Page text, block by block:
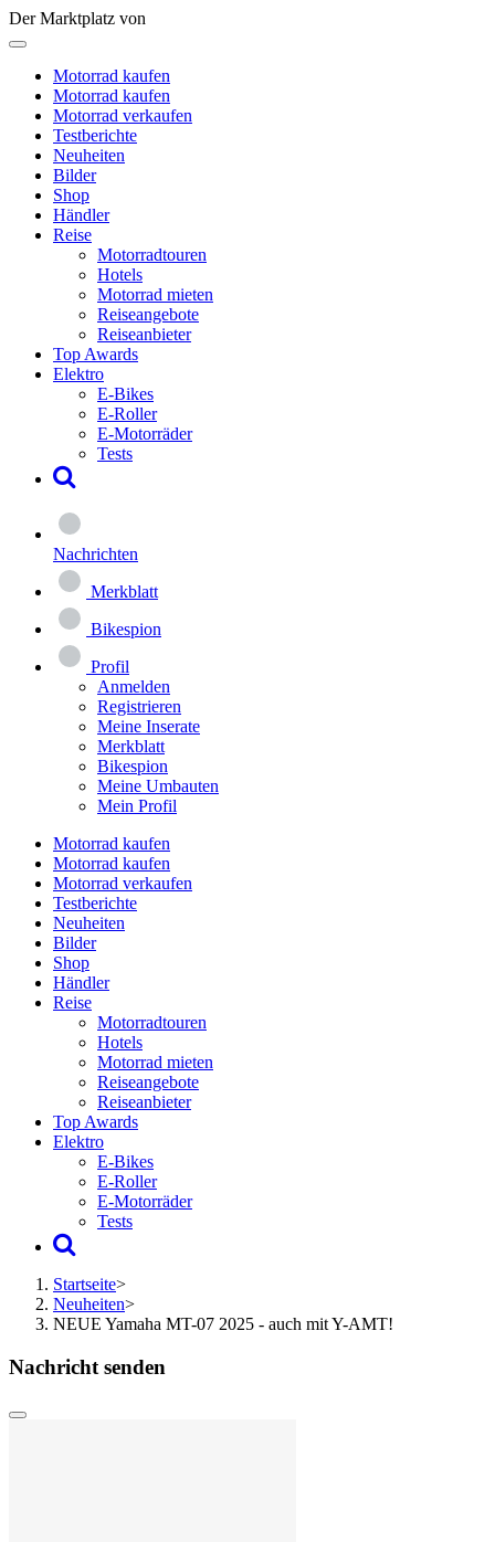
Der Marktplatz von
Motorrad kaufen
Motorrad kaufen
Motorrad verkaufen
Testberichte
Neuheiten
Bilder
Shop
Händler
Reise
Motorradtouren
Hotels
Motorrad mieten
Reiseangebote
Reiseanbieter
Top Awards
Elektro
E-Bikes
E-Roller
E-Motorräder
Tests
Nachrichten
Merkblatt
Bikespion
Profil
Anmelden
Registrieren
Meine Inserate
Merkblatt
Bikespion
Meine Umbauten
Mein Profil
Motorrad kaufen
Motorrad kaufen
Motorrad verkaufen
Testberichte
Neuheiten
Bilder
Shop
Händler
Reise
Motorradtouren
Hotels
Motorrad mieten
Reiseangebote
Reiseanbieter
Top Awards
Elektro
E-Bikes
E-Roller
E-Motorräder
Tests
Startseite>
Neuheiten>
NEUE Yamaha MT-07 2025 - auch mit Y-AMT!
Nachricht senden